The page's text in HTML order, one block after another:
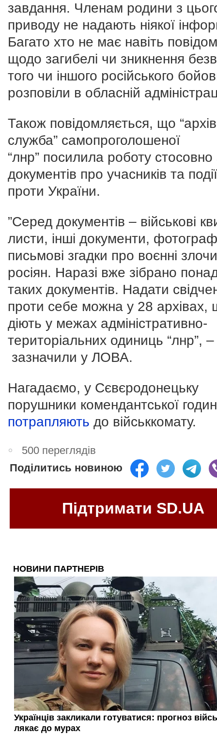
завдання. Членам родини з
приводу не надають ніякої
Багато хто не має навіть
щодо загибелі чи зникнення
того чи іншого російського
розповіли в обласній
Також повідомляється, що
служба” самопроголошеної
“лнр” посилила роботу стосовно
документів про учасників та
проти України.
”Серед документів – військові
листи, інші документи,
письмові згадки про воєнні
росіян. Наразі вже зібрано
таких документів. Надати
проти себе можна у 28 архівах,
діють у межах адміністративно-
територіальних одиниць “лнр”, –
зазначили у ЛОВА.
Нагадаємо, у Сєвєродонецьку
порушники комендантської
потрапляють до військкомату.
500 переглядів
Поділитись новиною
Підтримати SD.UA